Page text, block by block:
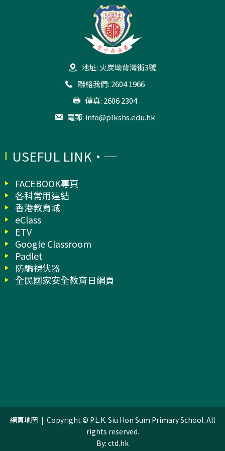
地址: 火炭坳背灣街3號
聯絡我們: 2604 1966
傳真: 2606 2304
電郵: info@plkshs.edu.hk
USEFUL LINK
FACEBOOK專頁
各科常用連結
香港教育城
eClass
ETV
Google Classroom
Padlet
防騙視伏器
全民國家安全教育日網頁
網頁地圖 | Copyright © P.L.K. Siu Hon Sum Primary School. All
rights reserved.
By: ctd.hk